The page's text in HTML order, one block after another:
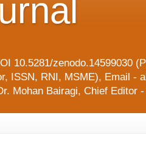
10.5281/zenodo.14599030
ISSN, RNI, MSME), Email -
Mohan Bairagi, Chief Editor